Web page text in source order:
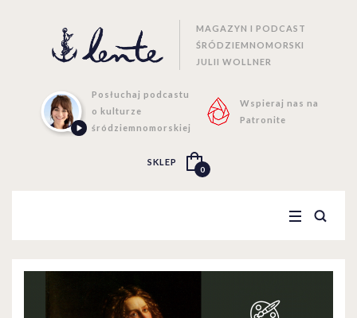
MAGAZYN I PODCAST
ŚRÓDZIEMNOMORSKI
JULII WOLLNER
Posłuchaj podcastu
o kulturze
śródziemnomorskiej
Wspieraj nas na
Patronite
SKLEP
0